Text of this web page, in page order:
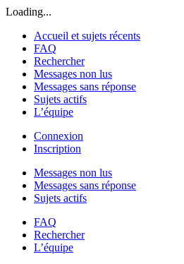
Loading...
Accueil et sujets récents
FAQ
Rechercher
Messages non lus
Messages sans réponse
Sujets actifs
L’équipe
Connexion
Inscription
Messages non lus
Messages sans réponse
Sujets actifs
FAQ
Rechercher
L’équipe